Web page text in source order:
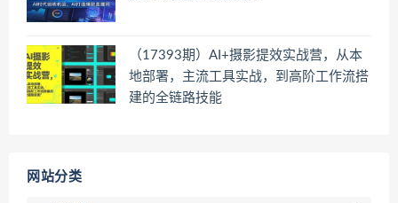
（17393期）AI+摄影提效实战营，从本
地部署，主流工具实战，到高阶工作流搭
建的全链路技能
网站分类